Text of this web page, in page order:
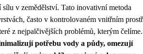
v zemědělství. Tato inovativní metoda
často v kontrolovaném vnitřním
z nejpalčivějších problémů, kterým čelíme.
potřebu vody a půdy, omezují